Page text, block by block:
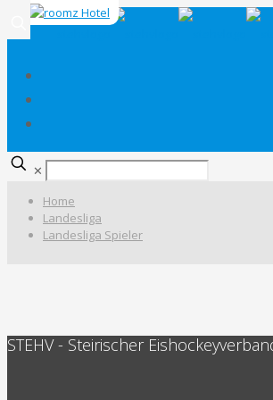
✕
Home
Landesliga
Landesliga Spieler
STEHV - Steirischer